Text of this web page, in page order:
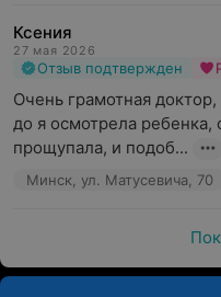
Ксения
27 мая 2026
Отзыв подтвержден
Очень грамотная
до я осмотрела
прощупала, и подоб...
Минск, ул. Матусевича, 70